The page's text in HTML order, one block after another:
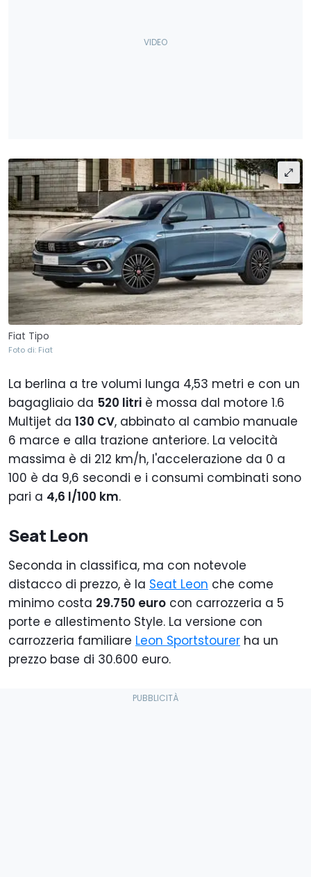
Fiat Tipo
Foto di: Fiat
La berlina a tre volumi lunga 4,53 metri e con un
bagagliaio da 520 litri è mossa dal motore 1.6
Multijet da 130 CV, abbinato al cambio manuale
6 marce e alla trazione anteriore. La velocità
massima è di 212 km/h, l'accelerazione da 0 a
100 è da 9,6 secondi e i consumi combinati sono
pari a 4,6 l/100 km.
Seat Leon
Seconda in classifica, ma con notevole
distacco di prezzo, è la Seat Leon che come
minimo costa 29.750 euro con carrozzeria a 5
porte e allestimento Style. La versione con
carrozzeria familiare Leon Sportstourer ha un
prezzo base di 30.600 euro.